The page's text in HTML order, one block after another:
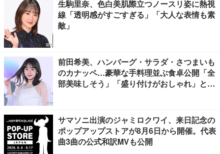
生駒里奈、色白美肌際立つノースリ姿に熱視
線「透明感がすごすぎる」「大人な表情も素
敵」
前田希美、ハンバーグ・サラダ・さつまいも
のカナッペ…豪華な手料理並ぶ食卓公開「全
部美味しそう」「盛り付けがおしゃれ」と絶
サマソニ出演のジャミロクワイ、来日記念の
ポップアップストアが8月6日から開催。代表
曲3曲の公式和訳MVも公開